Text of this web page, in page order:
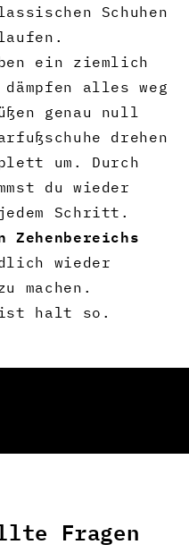
Schuhen
ein ziemlich
alles weg
genau null
drehen
um. Durch
du wieder
Schritt.
Zehenbereichs
wieder
machen.
halt so.
Fragen